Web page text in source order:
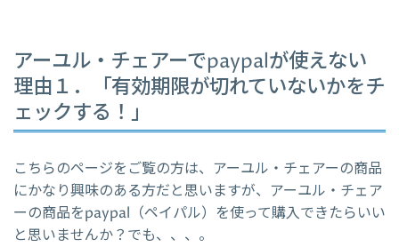
アーユル・チェアーでpaypalが使えない
理由１．「有効期限が切れていないかをチ
ェックする！」
こちらのページをご覧の方は、アーユル・チェアーの商品
にかなり興味のある方だと思いますが、アーユル・チェア
ーの商品をpaypal（ペイパル）を使って購入できたらいい
と思いませんか？でも、、、。